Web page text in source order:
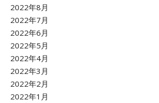
2022年8月
2022年7月
2022年6月
2022年5月
2022年4月
2022年3月
2022年2月
2022年1月